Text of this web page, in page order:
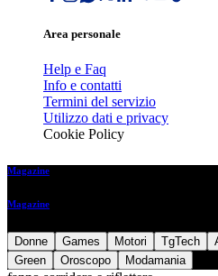
Area personale
Help e Faq
Info e contatti
Termini del servizio
Utilizzo dati e privacy
Cookie Policy
Magazine
Magazine
Donne Games Motori TgTech
Green
Oroscopo Modamania